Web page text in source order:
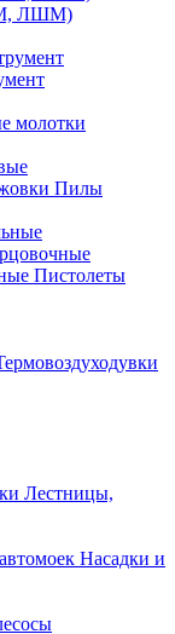
ЛШМ)
молотки
Пилы
Пистолеты
Лестницы,
Насадки и